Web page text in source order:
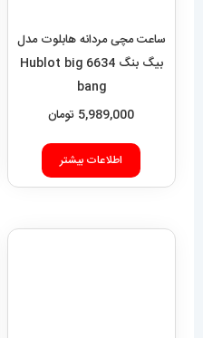
ساعت مچی مردانه هابلوت مدل
بیگ بنگ 6634 Hublot big
bang
5,989,000 تومان
اطلاعات بیشتر